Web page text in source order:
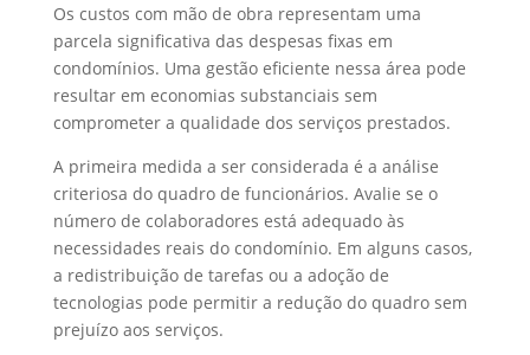
Os custos com mão de obra representam uma
parcela significativa das despesas fixas em
condomínios. Uma gestão eficiente nessa área pode
resultar em economias substanciais sem
comprometer a qualidade dos serviços prestados.
A primeira medida a ser considerada é a análise
criteriosa do quadro de funcionários. Avalie se o
número de colaboradores está adequado às
necessidades reais do condomínio. Em alguns casos,
a redistribuição de tarefas ou a adoção de
tecnologias pode permitir a redução do quadro sem
prejuízo aos serviços.